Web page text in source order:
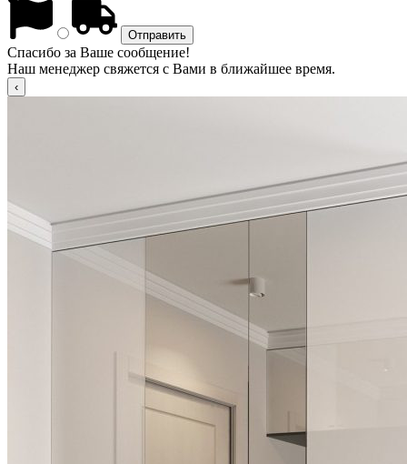
Спасибо за Ваше сообщение!
Наш менеджер свяжется с Вами в ближайшее время.